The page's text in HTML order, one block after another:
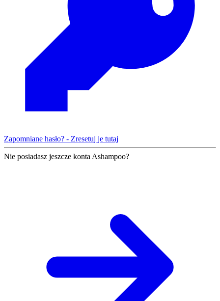
Zapomniane hasło? - Zresetuj je tutaj
Nie posiadasz jeszcze konta Ashampoo?